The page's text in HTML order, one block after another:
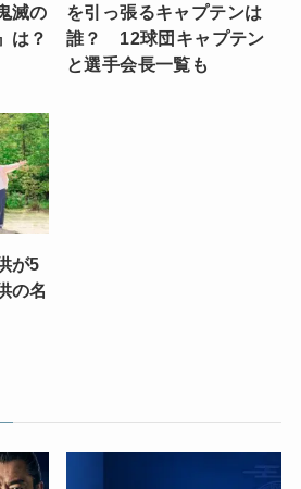
滅の
は？
を引っ張るキャプテンは
誰？ 12球団キャプテン
と選手会長一覧も
が5
の名